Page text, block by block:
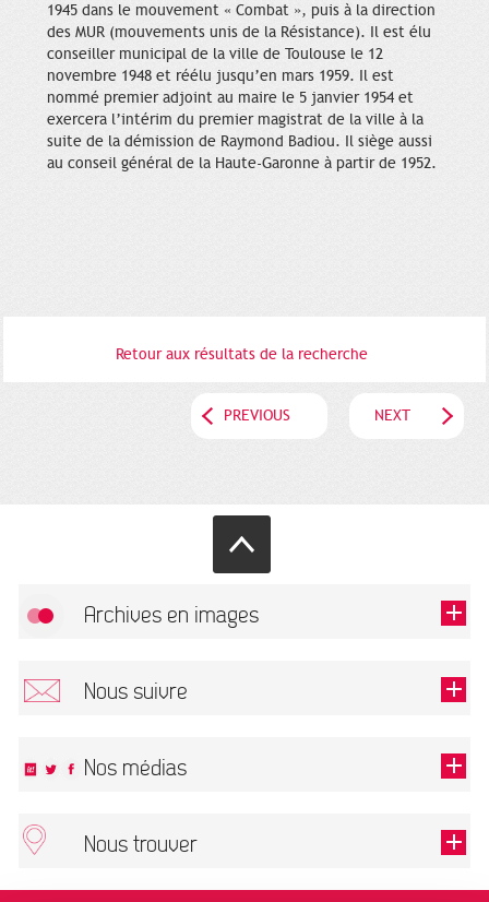
1945 dans le mouvement « Combat », puis à la direction
des MUR (mouvements unis de la Résistance). Il est élu
conseiller municipal de la ville de Toulouse le 12
novembre 1948 et réélu jusqu’en mars 1959. Il est
nommé premier adjoint au maire le 5 janvier 1954 et
exercera l’intérim du premier magistrat de la ville à la
suite de la démission de Raymond Badiou. Il siège aussi
au conseil général de la Haute-Garonne à partir de 1952.
Retour aux résultats de la recherche
PREVIOUS NEXT
Archives en images
Nous suivre
This field is required.
Nos médias
Nous trouver
ARCHIVES MUNICIPALES